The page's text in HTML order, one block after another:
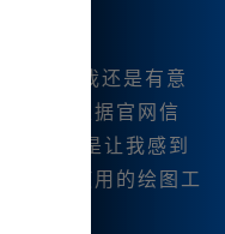
能，但我还是有意
限。根据官网信
餐，真是让我感到
限制使用的绘图工